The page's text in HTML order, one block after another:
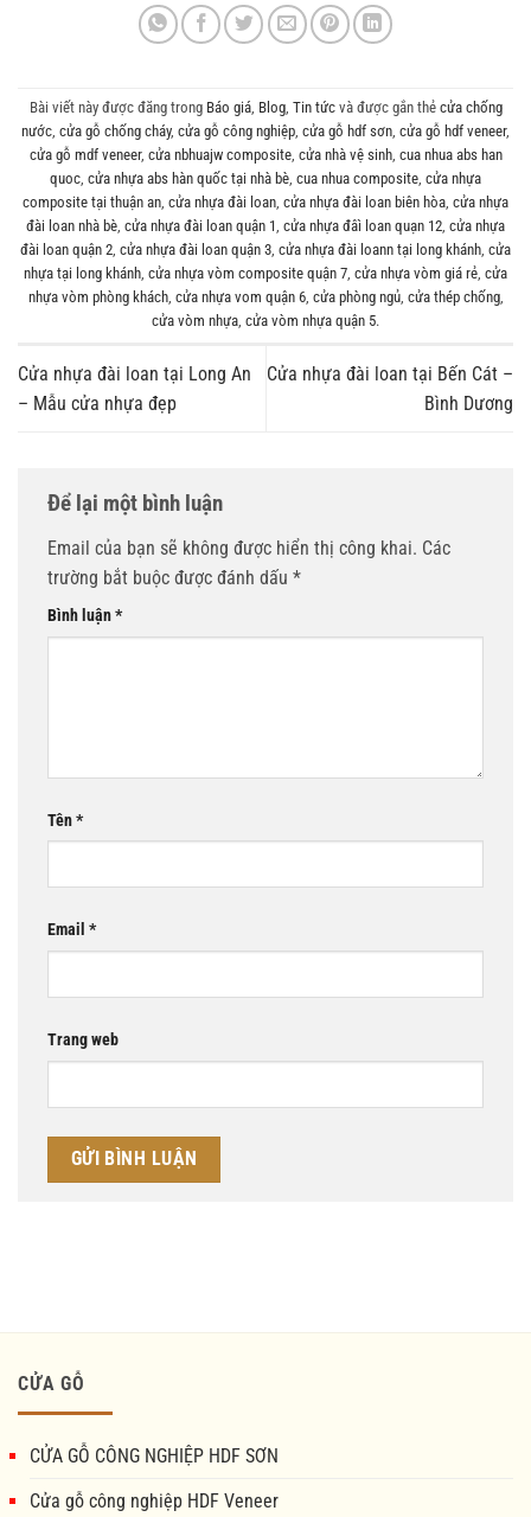
Bài viết này được đăng trong Báo giá, Blog, Tin tứcvà được gắn thẻ cửa chống
nước, cửa gỗ chống cháy, cửa gỗ công nghiệp, cửa gỗ hdf sơn, cửa gỗ hdf veneer,
cửa gỗ mdf veneer, cửa nbhuajw composite, cửa nhà vệ sinh, cua nhua abs han
quoc, cửa nhựa abs hàn quốc tại nhà bè, cua nhua composite, cửa nhựa
composite tại thuận an, cửa nhựa đài loan, cửa nhựa đài loan biên hòa, cửa nhựa
đài loan nhà bè, cửa nhựa đài loan quận 1, cửa nhựa đâì loan quạn 12, cửa nhựa
đài loan quận 2, cửa nhựa đài loan quận 3, cửa nhựa đài loann tại long khánh, cửa
nhựa tại long khánh, cửa nhựa vòm composite quận 7, cửa nhựa vòm giá rẻ, cửa
nhựa vòm phòng khách, cửa nhựa vom quận 6, cửa phòng ngủ, cửa thép chống,
cửa vòm nhựa, cửa vòm nhựa quận 5.
Cửa nhựa đài loan tại Long An
– Mẫu cửa nhựa đẹp
Cửa nhựa đài loan tại Bến Cát –
Bình Dương
Để lại một bình luận
Email của bạn sẽ không được hiển thị công khai. Các
trường bắt buộc được đánh dấu *
Bình luận*
Tên*
Email *
Trang web
CỬA GỖ
CỬA GỖ CÔNG NGHIỆP HDF SƠN
Cửa gỗ công nghiệp HDF Veneer